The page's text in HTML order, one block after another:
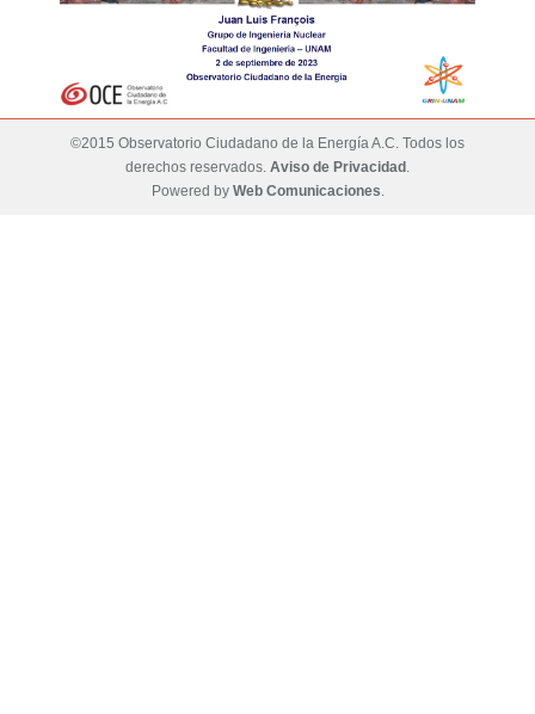
©2015 Observatorio Ciudadano de la Energía A.C. Todos los
derechos reservados. Aviso de Privacidad .
Powered by Web Comunicaciones.